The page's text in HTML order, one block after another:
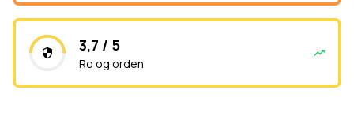
3,7 / 5
Ro og orden